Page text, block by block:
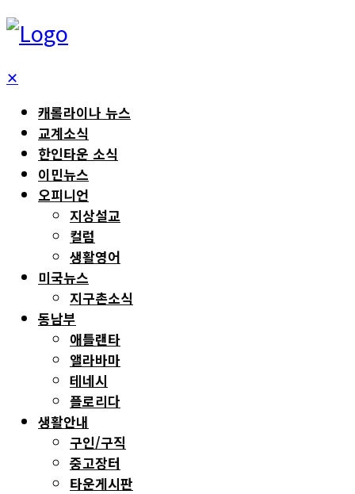
✕
캐롤라이나 뉴스
교계소식
한인타운 소식
이민뉴스
오피니언
지상설교
컬럼
생활영어
미국뉴스
지구촌소식
동남부
애틀랜타
앨라바마
테네시
플로리다
생활안내
구인/구직
중고장터
타운게시판